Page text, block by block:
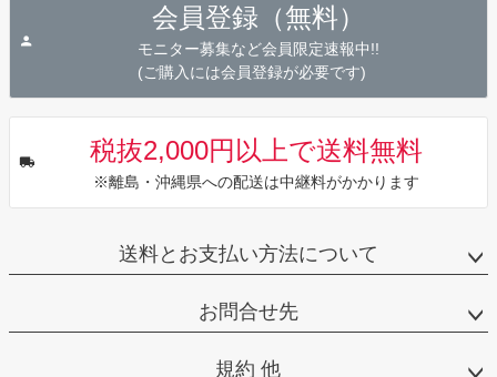
会員登録（無料）
モニター募集など会員限定速報中!!
(ご購入には会員登録が必要です)
税抜2,000円以上で送料無料
※離島・沖縄県への配送は中継料がかかります
送料とお支払い方法について
お問合せ先
規約 他